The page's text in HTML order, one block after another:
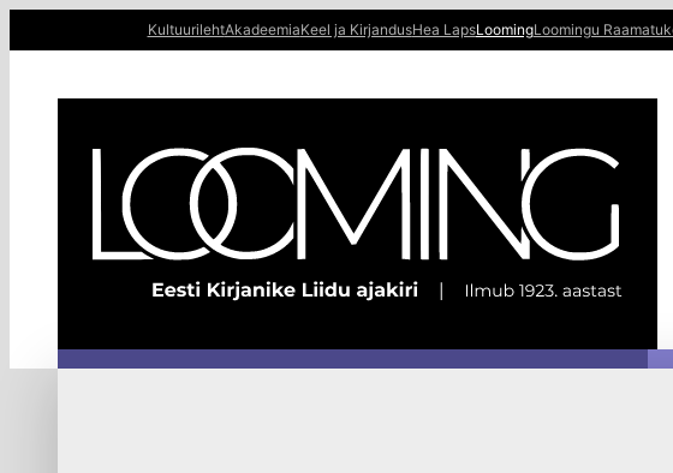
sisu
KultuurilehtAkadeemiaKeel ja KirjandusHea LapsLoomingLoomingu